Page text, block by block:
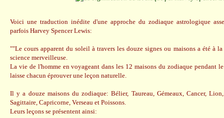
Voici une traduction inédite d'une approche du zodiaque astrologique
parfois Harvey Spencer Lewis:
""Le cours apparent du soleil à travers les douze signes ou maisons a été à
science merveilleuse.
La vie de l'homme en voyageant dans les 12 maisons du zodiaque pendant
laisse chacun éprouver une leçon naturelle.
Il y a douze maisons du zodiaque: Bélier, Taureau, Gémeaux, Cancer,
Sagittaire, Capricorne, Verseau et Poissons.
Leurs leçons se présentent ainsi: